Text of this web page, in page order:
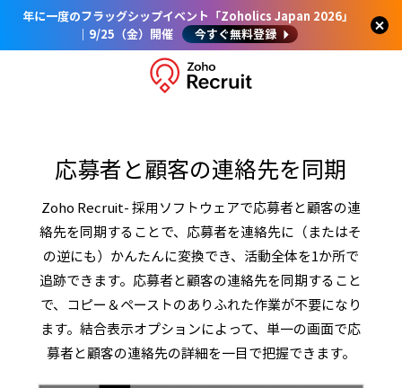
年に一度のフラッグシップイベント「Zoholics Japan 2026」
｜9/25（金）開催
今すぐ無料登録
応募者と顧客の連絡先を同期
Zoho Recruit- 採用ソフトウェアで応募者と顧客の連
絡先を同期することで、応募者を連絡先に（またはそ
の逆にも）かんたんに変換でき、活動全体を1か所で
追跡できます。応募者と顧客の連絡先を同期すること
で、コピー＆ペーストのありふれた作業が不要になり
ます。結合表示オプションによって、単一の画面で応
募者と顧客の連絡先の詳細を一目で把握できます。